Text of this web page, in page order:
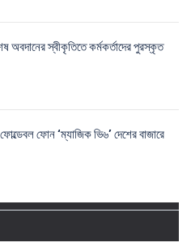
অবদানের স্বীকৃতিতে কর্মকর্তাদের পুরস্কৃত
ফোন ‘ম্যাজিক ভি৬’ দেশের বাজারে